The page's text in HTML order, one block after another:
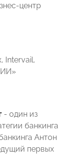
центр
Intervail,
- один из
банкинга
Антон
первых